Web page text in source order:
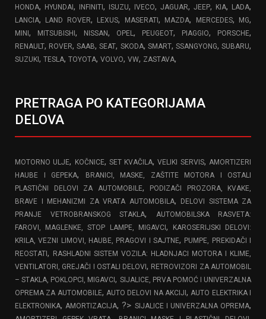
HONDA, HYUNDAI , INFINITI , ISUZU, IVECO, JAGUAR, JEEP, KIA, LADA,
LANCIA, LAND ROVER, LEXUS, MASERATI , MAZDA, MERCEDES, MG,
MINI , MITSUBISHI , NISSAN, OPEL, PEUGEOT, PIAGGIO, PORSCHE,
RENAULT, ROVER,SAAB,SEAT, SKODA, SMART, SSANGYONG,SUBARU,
SUZUKI , TESLA, TOYOTA, VOLVO, VW, ZASTAVA,
PRETRAGA PO KATEGORIJAMA
DELOVA
MOTORNO ULJE, KOČNICE, SET KVAČILA,VELIKI SERVIS,AMORTIZERI
HAUBE I GEPEKA,
BRANICI, MASKE, ZAŠTITE MOTORA I OSTALI
PLASTIČNI DELOVI ZA AUTOMOBILE,
PODIZAČI PROZORA, KVAKE,
BRAVE I MEHANIZMI ZA VRATA AUTOMOBILA,
DELOVI SISTEMA ZA
PRANJE VETROBRANSKOG STAKLA,
AUTOMOBILSKA RASVETA:
FAROVI, MAGLENKE, STOP LAMPE, MIGAVCI ,
KAROSERIJSKI DELOVI:
KRILA, VEZNI LIMOVI, HAUBE, PRAGOVI I SAJTNE, PUMPE, PREKIDAČI I
REOSTATI ,
RASHLADNI SISTEM VOZILA: HLADNJACI MOTORA I KLIME,
VENTILATORI, GREJAČI I OSTALI DELOVI, RETROVIZORI ZA AUTOMOBIL
– STAKLA, POKLOPCI, MIGAVCI, SIJALICE, PRVA POMOĆ I UNIVERZALNA
OPREMA ZA AUTOMOBILE,AUTO DELOVI NA AKCIJI,AUTO ELEKTRIKA I
ELEKTRONIKA,AMORTIZACIJA, ?> SIJALICE I UNIVERZALNA OPREMA,